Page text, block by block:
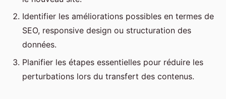
Identifier les améliorations possibles en termes de
SEO, responsive design ou structuration des
données.
Planifier les étapes essentielles pour réduire les
perturbations lors du transfert des contenus.